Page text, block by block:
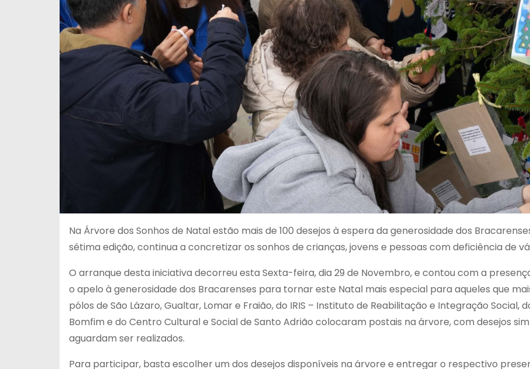
Na Árvore dos Sonhos de Natal estão mais de 100 desejos à espera da generosidade dos
sétima edição, continua a concretizar os sonhos de crianças, jovens e pessoas com deficiência de
O arranque desta iniciativa decorreu esta Sexta-feira, dia 29 de Novembro, e contou com a
o apelo à generosidade dos Bracarenses para tornar este Natal mais especial para aqueles que
pólos de São Lázaro, Gualtar, Lomar e Fraião, do IRIS – Instituto de Reabilitação e Integração Social,
Bomfim e do Centro Cultural e Social de Santo Adrião colocaram postais na árvore, com desejos
aguardam ser realizados.
Para participar, basta escolher um dos desejos disponíveis na árvore e entregar o respectivo